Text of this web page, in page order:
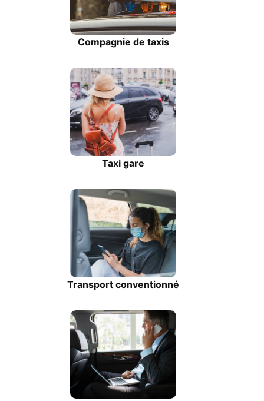
Compagnie de taxis
Taxi gare
Transport conventionné